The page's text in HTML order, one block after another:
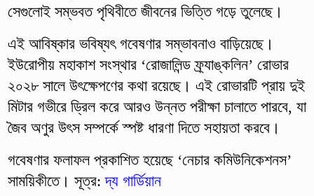
সেগুলোই সম্ভবত পৃথিবীতে জীবনের ভিত্তি গড়ে তুলেছে।
এই আবিষ্কার ভবিষ্যৎ গবেষণার সম্ভাবনাও বাড়িয়েছে।
ইউরোপীয় মহাকাশ সংস্থার ‘রোজালিন্ড ফ্র্যাঙ্কলিন’ রোভার
২০২৮ সালে উৎক্ষেপণের কথা রয়েছে। এই রোভারটি প্রায় দুই
মিটার গভীরে ড্রিল করে আরও উন্নত পরীক্ষা চালাতে পারবে, যা
জৈব অণুর উৎস সম্পর্কে স্পষ্ট ধারণা দিতে সহায়তা করবে।
গবেষণার ফলাফল প্রকাশিত হয়েছে ‘নেচার কমিউনিকেশনস’
সাময়িকীতে। সূত্র:দ্য গার্ডিয়ান